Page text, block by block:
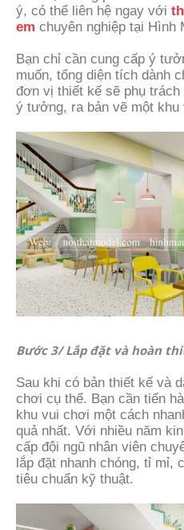
ý, có thể liên hệ ngay với
em chuyên nghiệp tại Hình
Bạn chỉ cần cung cấp ý
muốn, tổng diện tích dành
đơn vị thiết kế sẽ phụ
ý tưởng, ra bản vẽ một khu
Bước 3/ Lắp đặt và hoàn
Sau khi có bản thiết kế và
chơi cụ thể. Bạn cần tiến
khu vui chơi một cách
quả nhất. Với nhiều năm
cấp đội ngũ nhân viên
lắp đặt nhanh chóng, tỉ mỉ,
tiêu chuẩn kỹ thuật.